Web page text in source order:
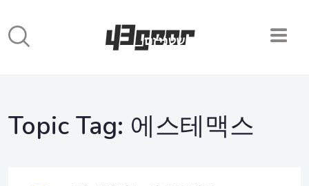
Topic Tag: 에스테맥스